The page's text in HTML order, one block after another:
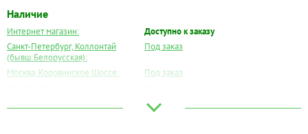
Наличие
Интернет магазин:
Доступно к заказу
Санкт-Петербург, Коллонтай
(бывш.Белорусская):
Под заказ
Москва, Коровинское Шоссе:
Под заказ
Под заказ